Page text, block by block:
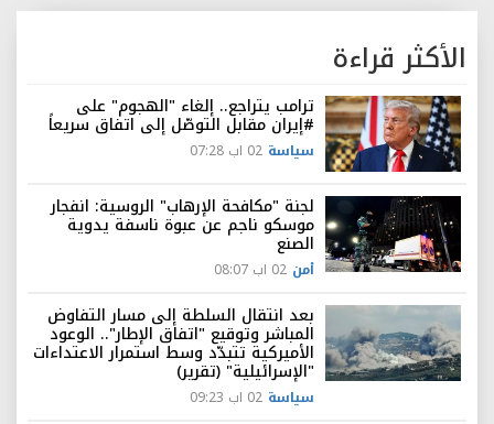
الأكثر قراءة
ترامب يتراجع.. إلغاء "الهجوم" على
#إيران مقابل التوصّل إلى اتفاق سريعاً
سياسة 02 اب 07:28
لجنة "مكافحة الإرهاب" الروسية: انفجار
موسكو ناجم عن عبوة ناسفة يدوية
الصنع
أمن 02 اب 08:07
بعد انتقال السلطة إلى مسار التفاوض
المباشر وتوقيع "اتفاق الإطار".. الوعود
الأميركية تتبدّد وسط استمرار الاعتداءات
"الإسرائيلية" (تقرير)
سياسة 02 اب 09:23